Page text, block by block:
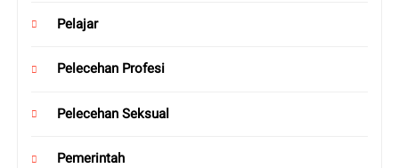
Pelajar
Pelecehan Profesi
Pelecehan Seksual
Pemerintah